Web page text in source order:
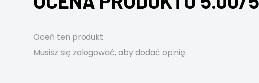
Oceń ten produkt
Musisz się zalogować, aby dodać opinię.